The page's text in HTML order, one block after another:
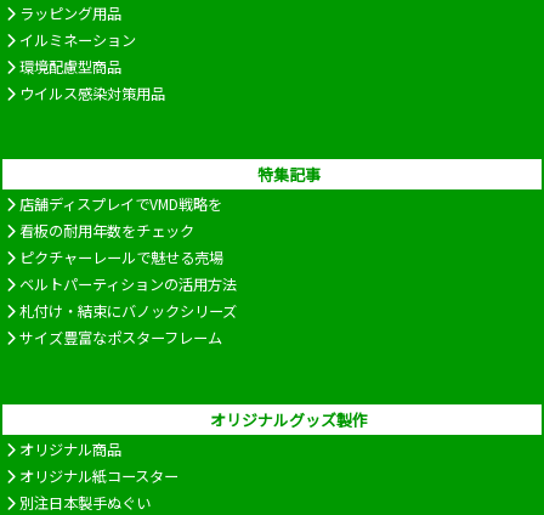
ラッピング用品
イルミネーション
環境配慮型商品
ウイルス感染対策用品
特集記事
店舗ディスプレイでVMD戦略を
看板の耐用年数をチェック
ピクチャーレールで魅せる売場
ベルトパーティションの活用方法
札付け・結束にバノックシリーズ
サイズ豊富なポスターフレーム
オリジナルグッズ製作
オリジナル商品
オリジナル紙コースター
別注日本製手ぬぐい